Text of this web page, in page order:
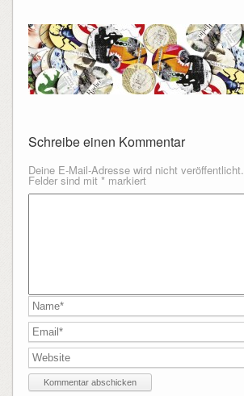
Schreibe einen Kommentar
Deine E-Mail-Adresse wird nicht veröffentlicht.
Felder sind mit *markiert